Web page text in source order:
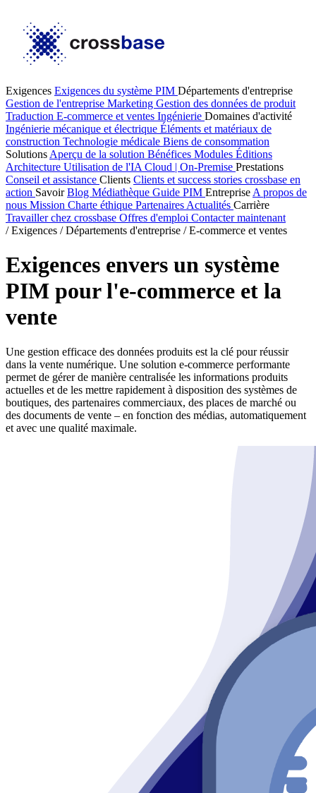
Exigences Exigences du système PIM Départements d'entreprise
Gestion de l'entreprise Marketing Gestion des données de produit
Traduction E-commerce et ventes Ingénierie Domaines d'activité
Ingénierie mécanique et électrique Éléments et matériaux de
construction Technologie médicale Biens de consommation
Solutions Aperçu de la solution Bénéfices Modules Éditions
Architecture Utilisation de l'IA Cloud | On-Premise Prestations
Conseil et assistance Clients Clients et success stories crossbase en
action SavoirBlog Médiathèque Guide PIM Entreprise A propos de
nous Mission Charte éthique Partenaires Actualités Carrière
Travailler chez crossbase Offres d'emploi Contacter maintenant
/ Exigences / Départements d'entreprise / E-commerce et ventes
Exigences envers un système
PIM pour l'e-commerce et la
vente
Une gestion efficace des données produits est la clé pour réussir
dans la vente numérique. Une solution e-commerce performante
permet de gérer de manière centralisée les informations produits
actuelles et de les mettre rapidement à disposition des systèmes de
boutiques, des partenaires commerciaux, des places de marché ou
des documents de vente – en fonction des médias, automatiquement
et avec une qualité maximale.